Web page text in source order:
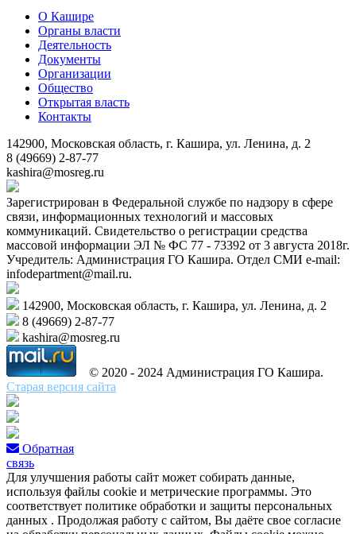
О Кашире
Органы власти
Деятельность
Документы
Организации
Общество
Открытая власть
Контакты
142900, Московская область, г. Кашира, ул. Ленина, д. 2
8 (49669) 2-87-77
kashira@mosreg.ru
Зарегистрирован в Федеральной службе по надзору в сфере
связи, информационных технологий и массовых
коммуникаций. Свидетельство о регистрации средства
массовой информации ЭЛ № ФС 77 - 73392 от 3 августа 2018г.
Учредитель: Администрация ГО Кашира. Отдел СМИ e-mail:
infodepartment@mail.ru.
142900, Московская область, г. Кашира, ул. Ленина, д. 2
8 (49669) 2-87-77
kashira@mosreg.ru
© 2020 - 2024 Администрация ГО Кашира.
Старая версия сайта
Обратная
связь
Для улучшения работы сайт может собирать данные,
используя файлы cookie и метрические программы. Это
соответствует политике обработки и защиты персональных
данных . Продолжая работу с сайтом, Вы даёте свое согласие